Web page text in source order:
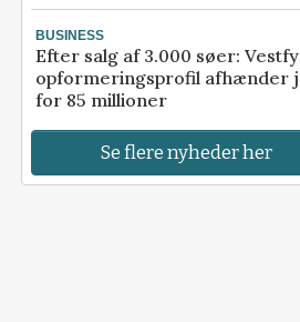
BUSINESS
Efter salg af 3.000 søer:
opformeringsprofil afhænder
for 85 millioner
Se flere nyheder her